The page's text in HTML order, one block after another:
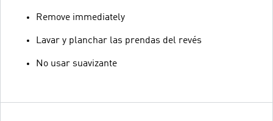
Remove immediately
Lavar y planchar las prendas del revés
No usar suavizante